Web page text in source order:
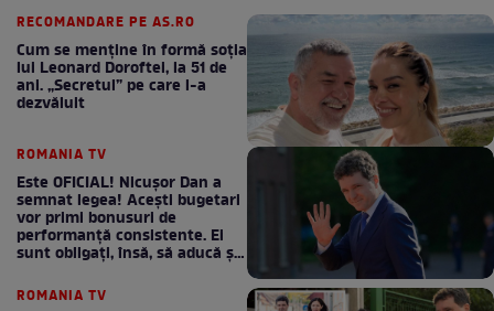
RECOMANDARE PE AS.RO
Cum se menţine în formă soţia
lui Leonard Doroftei, la 51 de
ani. „Secretul” pe care l-a
dezvăluit
ROMANIA TV
Este OFICIAL! Nicușor Dan a
semnat legea! Acești bugetari
vor primi bonusuri de
performanță consistente. Ei
sunt obligați, însă, să aducă și
ROMANIA TV